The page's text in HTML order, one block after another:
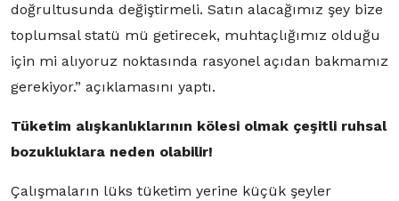
doğrultusunda değiştirmeli. Satın alacağımız şey bize
toplumsal statü mü getirecek, muhtaçlığımız olduğu
için mi alıyoruz noktasında rasyonel açıdan bakmamız
gerekiyor.” açıklamasını yaptı.
Tüketim alışkanlıklarının kölesi olmak çeşitli ruhsal
bozukluklara neden olabilir!
Çalışmaların lüks tüketim yerine küçük şeyler